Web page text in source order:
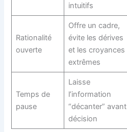
intuitifs
Rationalité
ouverte
Offre un cadre,
évite les dérives
et les croyances
extrêmes
Temps de
pause
Laisse
l’information
“décanter” avant
décision